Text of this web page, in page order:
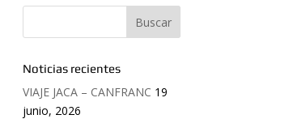
Noticias recientes
VIAJE JACA – CANFRANC 19
junio, 2026